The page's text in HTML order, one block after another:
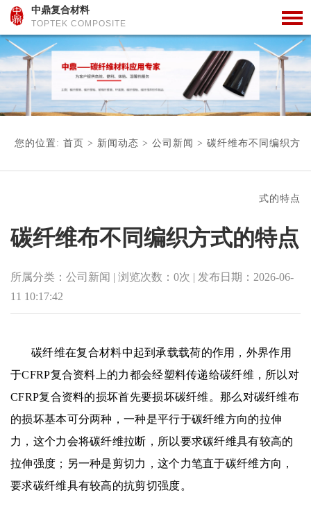
中鼎复合材料
TOPTEK COMPOSITE
您的位置: 首页 > 新闻动态 > 公司新闻 > 碳纤维布不同编织方
式的特点
碳纤维布不同编织方式的特点
所属分类： 公司新闻 | 浏览次数： 0次 | 发布日期： 2026-06-
11 10:17:42
碳纤维在复合材料中起到承载载荷的作用，外界作用
于CFRP复合资料上的力都会经塑料传递给碳纤维，所以对
CFRP复合资料的损坏首先要损坏碳纤维。那么对碳纤维布
的损坏基本可分两种，一种是平行于碳纤维方向的拉伸
力，这个力会将碳纤维拉断，所以要求碳纤维具有较高的
拉伸强度；另一种是剪切力，这个力笔直于碳纤维方向，
要求碳纤维具有较高的抗剪切强度。